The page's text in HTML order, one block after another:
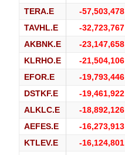
TERA.E
-57,503,478
TAVHL.E
-32,723,767
AKBNK.E
-23,147,658
KLRHO.E
-21,504,106
EFOR.E
-19,793,446
DSTKF.E
-19,461,922
ALKLC.E
-18,892,126
AEFES.E
-16,273,913
KTLEV.E
-16,124,801